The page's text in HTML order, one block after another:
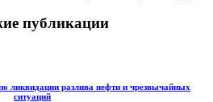
публикации
ликвидации разлива нефти и чрезвычайных
ситуаций